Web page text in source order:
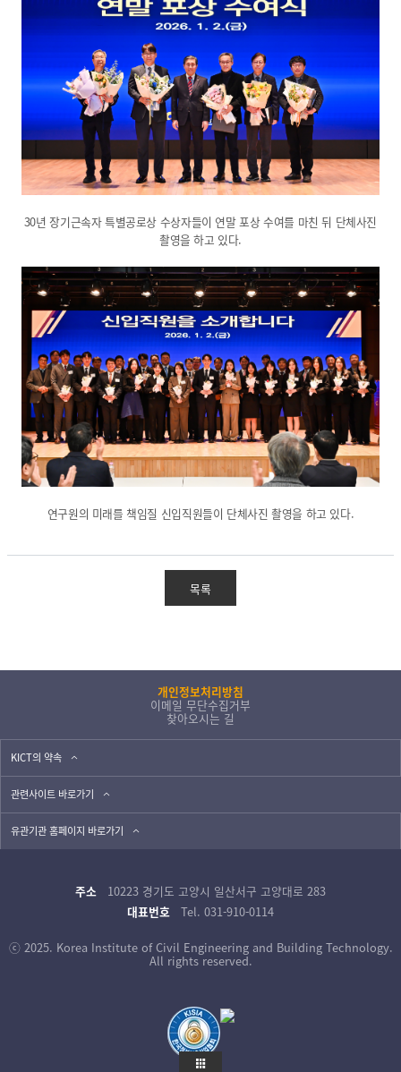
30년 장기근속자 특별공로상 수상자들이 연말 포상 수여를 마친 뒤 단체사진
촬영을 하고 있다.
연구원의 미래를 책임질 신입직원들이 단체사진 촬영을 하고 있다.
목록
개인정보처리방침
이메일 무단수집거부
찾아오시는 길
KICT의 약속
관련사이트 바로가기
유관기관 홈페이지 바로가기
주소
10223 경기도 고양시 일산서구 고양대로 283
대표번호
Tel. 031-910-0114
ⓒ 2025. Korea Institute of Civil Engineering and Building Technology.
All rights reserved.